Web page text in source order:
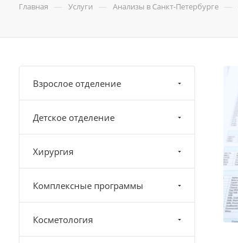
Главная — Услуги — Анализы в Санкт-Петербурге —
Взрослое отделение
Детское отделение
Хирургия
Комплексные программы
Косметология